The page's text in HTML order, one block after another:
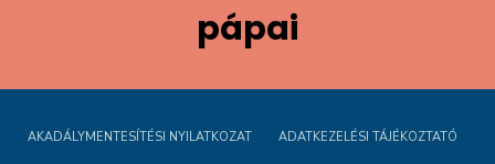
pápai
AKADÁLYMENTESÍTÉSI NYILATKOZAT ADATKEZELÉSI TÁJÉKOZTATÓ